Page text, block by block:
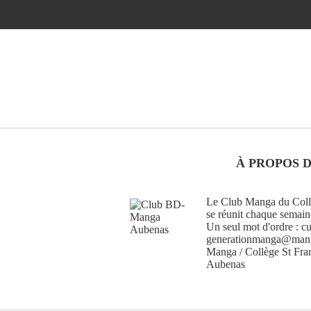
À PROPOS
Le Club Manga du
se réunit chaque
Un seul mot d'ordre :
Manga / Collège St
Aubenas